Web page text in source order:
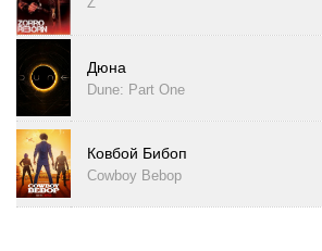
Z
Дюна
Dune: Part One
Ковбой Бибоп
Cowboy Bebop